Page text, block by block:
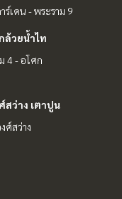
ร์เดน - พระราม 9
ล้วยน้ำไท
4 - อโศก
สว่าง เตาปูน
ศ์สว่าง